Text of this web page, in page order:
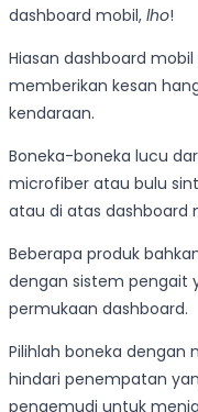
dashboard mobil, lho!
Hiasan dashboard
memberikan kesan
kendaraan.
Boneka-boneka lucu
microfiber atau bulu
atau di atas dashboard
Beberapa produk
dengan sistem pengait
permukaan dashboard.
Pilihlah boneka dengan
hindari penempatan
pengemudi untuk